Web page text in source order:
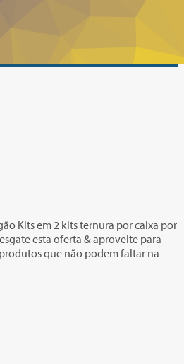
Kits em 2 kits ternura por caixa por
esta oferta & aproveite para
que não podem faltar na